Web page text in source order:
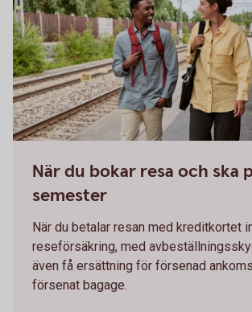
När du bokar resa och ska
semester
När du betalar resan med kreditkortet
reseförsäkring, med
även få ersättning för försenad
försenat bagage.